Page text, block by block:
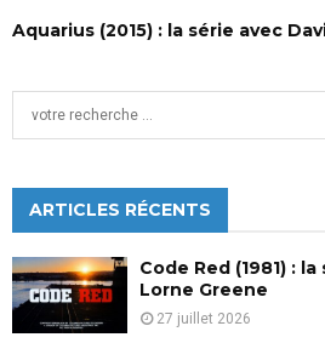
Aquarius (2015) : la série avec
h
f
o
r
:
ARTICLES RÉCENTS
Code Red (1981) :
Lorne Greene
27 juillet 2026